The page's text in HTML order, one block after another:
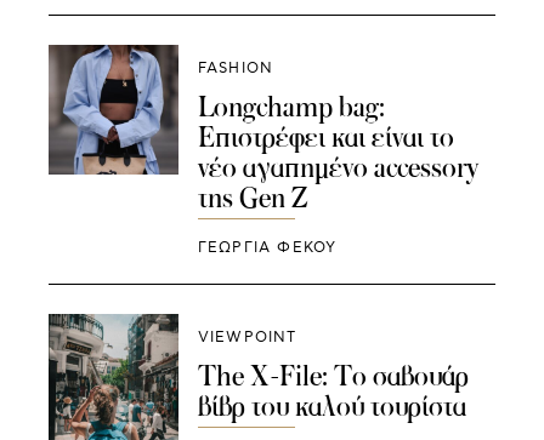
FASHION
Longchamp bag:
Επιστρέφει και είναι το
νέο αγαπημένο accessory
της Gen Z
ΓΕΩΡΓΙΑ ΦΕΚΟΥ
VIEWPOINT
The X-File: Το σαβουάρ
βίβρ του καλού τουρίστα